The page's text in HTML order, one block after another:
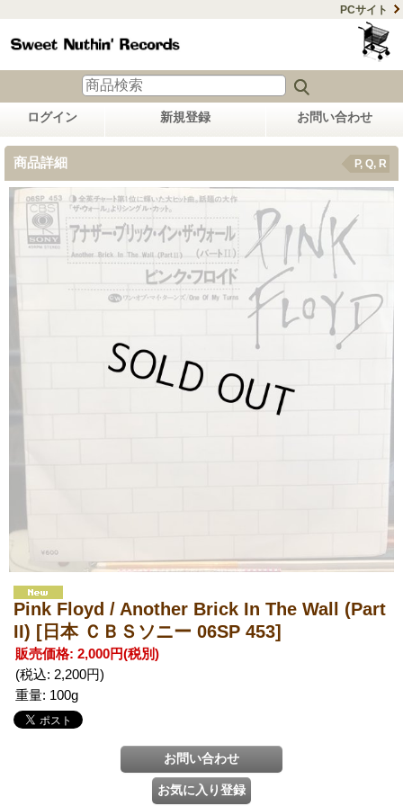
PCサイト
ログイン 新規登録 お問い合わせ
商品詳細 P, Q, R
Pink Floyd / Another Brick In The Wall (Part
II) [日本 ＣＢＳソニー 06SP 453]
販売価格: 2,000円(税別)
(税込: 2,200円)
重量: 100g